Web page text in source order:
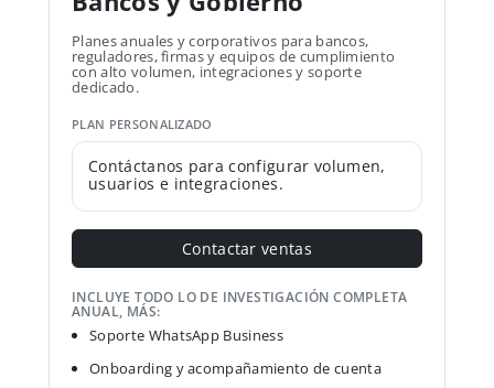
Planes anuales y corporativos para bancos,
reguladores, firmas y equipos de cumplimiento
con alto volumen, integraciones y soporte
dedicado.
PLAN PERSONALIZADO
Contáctanos para configurar volumen,
usuarios e integraciones.
Contactar ventas
INCLUYE TODO LO DE INVESTIGACIÓN COMPLETA
ANUAL, MÁS:
Soporte WhatsApp Business
Onboarding y acompañamiento de cuenta